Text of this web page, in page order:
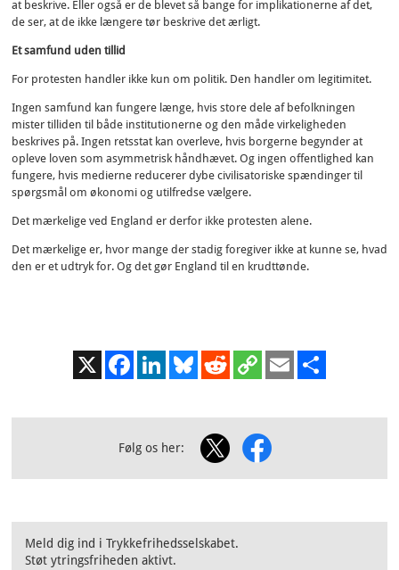
at beskrive. Eller også er de blevet så bange for implikationerne af det,
de ser, at de ikke længere tør beskrive det ærligt.
Et samfund uden tillid
For protesten handler ikke kun om politik. Den handler om legitimitet.
Ingen samfund kan fungere længe, hvis store dele af befolkningen
mister tilliden til både institutionerne og den måde virkeligheden
beskrives på. Ingen retsstat kan overleve, hvis borgerne begynder at
opleve loven som asymmetrisk håndhævet. Og ingen offentlighed kan
fungere, hvis medierne reducerer dybe civilisatoriske spændinger til
spørgsmål om økonomi og utilfredse vælgere.
Det mærkelige ved England er derfor ikke protesten alene.
Det mærkelige er, hvor mange der stadig foregiver ikke at kunne se, hvad
den er et udtryk for. Og det gør England til en krudttønde.
FacebookLinkedInBluesky Reddit
Copy
Link
Email
Følg os her:
Meld dig ind i Trykkefrihedsselskabet.
Støt ytringsfriheden aktivt.